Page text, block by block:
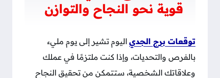
قوية نحو النجاح والتوازن
توقعات برج الجدي اليوم تشير إلى يوم مليء
بالفرص والتحديات، وإذا كنت ملتزمًا في عملك
وعلاقاتك الشخصية، ستتمكن من تحقيق النجاح